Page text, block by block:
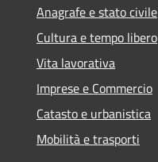
Anagrafe e stato civile
Cultura e tempo libero
Vita lavorativa
Imprese e Commercio
Catasto e urbanistica
Mobilità e trasporti